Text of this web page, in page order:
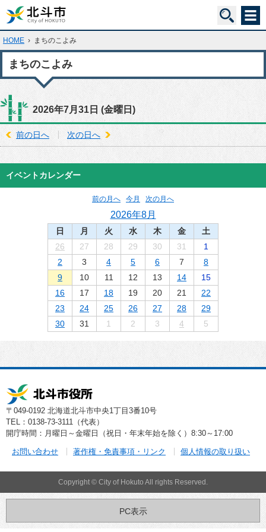
HOME › まちのこよみ
まちのこよみ
2026年7月31日 (金曜日)
前の日へ 次の日へ
イベントカレンダー
前の月へ 今月 次の月へ
2026年8月
日 月 火 水 木 金
土
26
27 28 29 30 31
1
2
3 4 5 6 7
8
9
10 11 12 13 14
15
16
17 18 19 20 21
22
23
24 25 26 27 28
29
30
31 1 2 3 4 5
〒049-0192 北海道北斗市中央1丁目3番10号
TEL：0138-73-3111（代表）
開庁時間：月曜日～金曜日（祝日・年末年始を除く）8:30～17:00
お問い合わせ 著作権・免責事項・リンク 個人情報の取り扱い
Copyright © City of Hokuto All rights Reserved.
PC表示